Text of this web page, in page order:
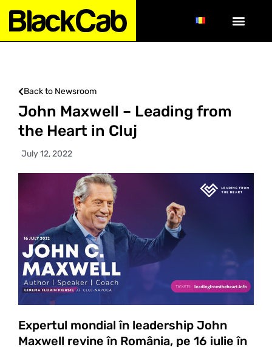
Back to Newsroom
John Maxwell – Leading from
the Heart in Cluj
July 12, 2022
Expertul mondial în leadership John
Maxwell revine în România, pe 16 iulie în